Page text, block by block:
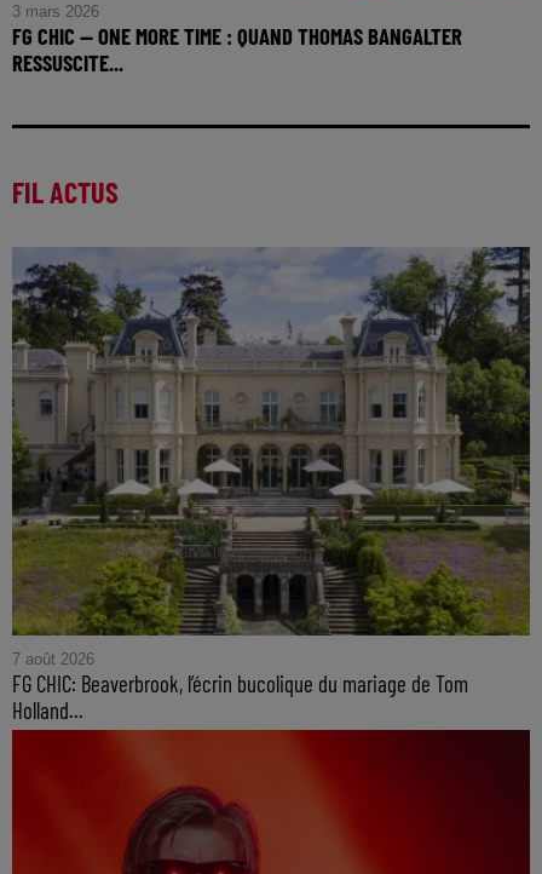
3 mars 2026
FG CHIC — ONE MORE TIME : QUAND THOMAS BANGALTER
RESSUSCITE...
FIL ACTUS
7 août 2026
FG CHIC: Beaverbrook, l’écrin bucolique du mariage de Tom
Holland...